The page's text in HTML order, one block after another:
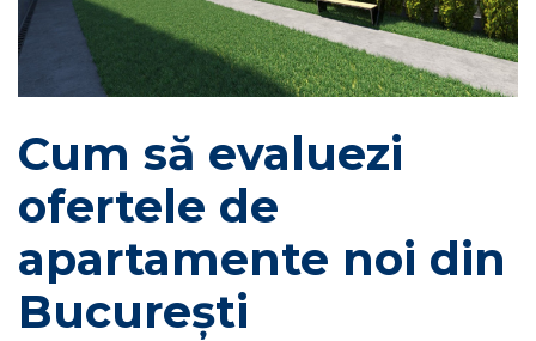
Cum să evaluezi
ofertele de
apartamente noi din
București